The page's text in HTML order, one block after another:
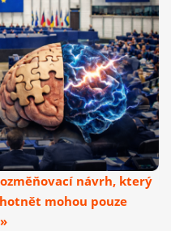
návrh, který
mohou pouze